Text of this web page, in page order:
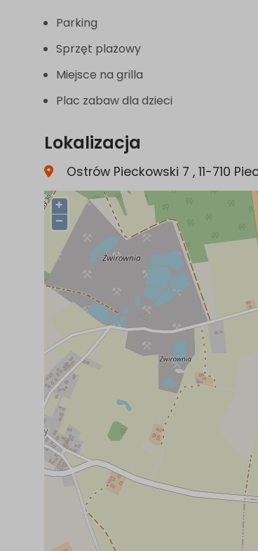
Parking
Sprzęt plażowy
Miejsce na grilla
Plac zabaw dla dzieci
Lokalizacja
Ostrów Pieckowski 7 , 11-710
+
−